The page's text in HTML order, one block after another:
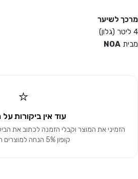
מרכך לשיער
4 ליטר (גלון)
מבית NOA
⭐
עוד אין ביקורות
הזמיני את המוצר וקבלי הזמנה לכתוב את
קופון 5% הנחה למוצרים הבאים 🎁